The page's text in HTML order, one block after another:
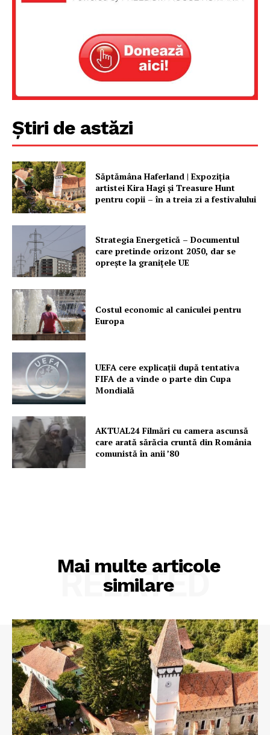
PRESShub
Despre noi / Echipa
Proiecte editoriale
Rețea
Contact
Știri de astăzi
Săptămâna Haferland | Expoziţia
artistei Kira Hagi şi Treasure Hunt
pentru copii – în a treia zi a festivalului
Strategia Energetică – Documentul
care pretinde orizont 2050, dar se
oprește la granițele UE
Costul economic al caniculei pentru
Europa
UEFA cere explicații după tentativa
FIFA de a vinde o parte din Cupa
Mondială
AKTUAL24 Filmări cu camera ascunsă
care arată sărăcia cruntă din România
comunistă în anii ’80
Mai multe articole
similare
RELATED